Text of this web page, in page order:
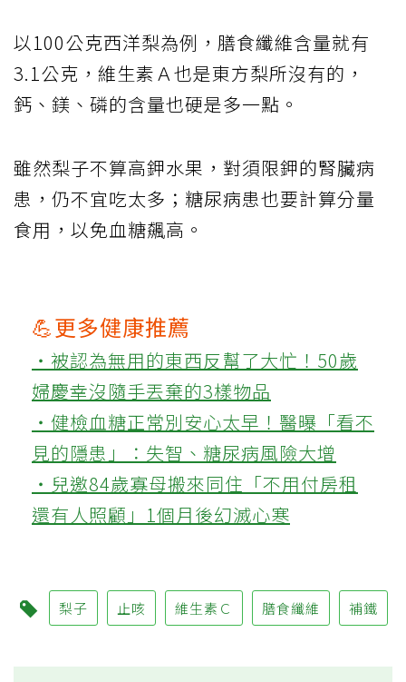
以100公克西洋梨為例，膳食纖維含量就有
3.1公克，維生素Ａ也是東方梨所沒有的，
鈣、鎂、磷的含量也硬是多一點。
雖然梨子不算高鉀水果，對須限鉀的腎臟病
患，仍不宜吃太多；糖尿病患也要計算分量
食用，以免血糖飆高。
💪更多健康推薦
‧被認為無用的東西反幫了大忙！50歲
婦慶幸沒隨手丟棄的3樣物品
‧健檢血糖正常別安心太早！醫曝「看不
見的隱患」：失智、糖尿病風險大增
‧兒邀84歲寡母搬來同住「不用付房租
還有人照顧」1個月後幻滅心寒
梨子 止咳 維生素Ｃ 膳食纖維 補鐵